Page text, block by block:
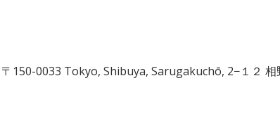
150-0033 Tokyo, Shibuya, Sarugakuchō, 2−１２ 相